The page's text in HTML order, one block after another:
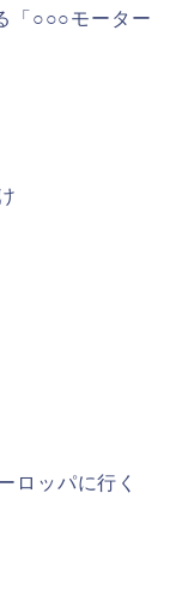
「○○○モーター
ロッパに行く